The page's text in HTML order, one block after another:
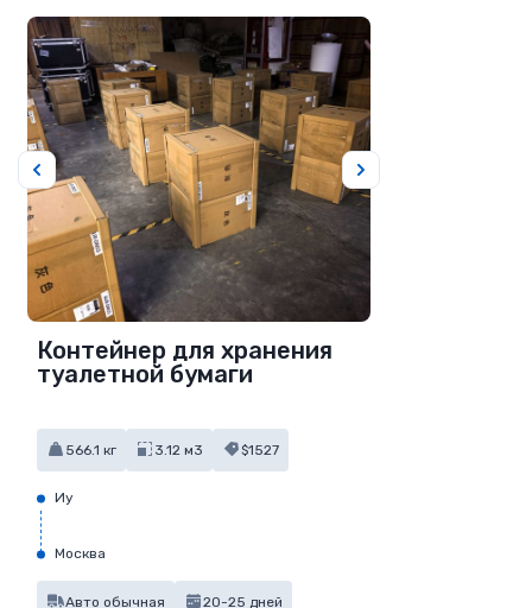
Контейнер для хранения
туалетной бумаги
566.1 кг 3.12 м3 $1527
Иу
Москва
Авто обычная 20-25 дней